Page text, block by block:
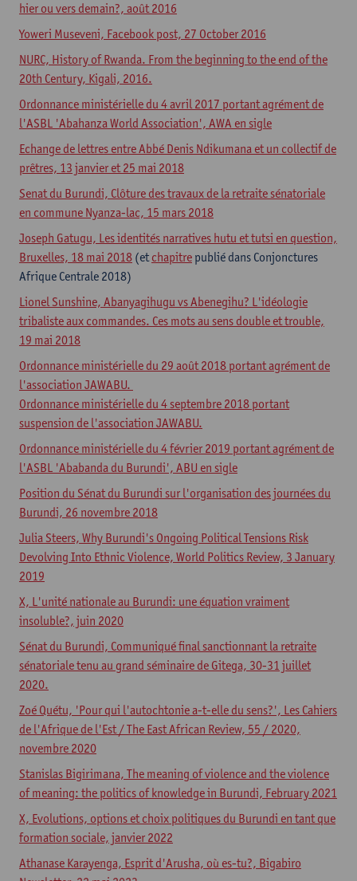
hier ou vers demain?, août 2016
Yoweri Museveni, Facebook post, 27 October 2016
NURC, History of Rwanda. From the beginning to the end of the
20th Century, Kigali, 2016.
Ordonnance ministérielle du 4 avril 2017 portant agrément de
l'ASBL 'Abahanza World Association', AWA en sigle
Echange de lettres entre Abbé Denis Ndikumana et un collectif de
prêtres, 13 janvier et 25 mai 2018
Senat du Burundi, Clôture des travaux de la retraite sénatoriale
en commune Nyanza-lac, 15 mars 2018
Joseph Gatugu, Les identités narratives hutu et tutsi en question,
Bruxelles, 18 mai 2018 (etchapitre publié dans Conjonctures
Afrique Centrale 2018)
Lionel Sunshine, Abanyagihugu vs Abenegihu? L'idéologie
tribaliste aux commandes. Ces mots au sens double et trouble,
19 mai 2018
Ordonnance ministérielle du 29 août 2018 portant agrément de
l'association JAWABU.
Ordonnance ministérielle du 4 septembre 2018 portant
suspension de l'association JAWABU.
Ordonnance ministérielle du 4 février 2019 portant agrément de
l'ASBL 'Ababanda du Burundi', ABU en sigle
Position du Sénat du Burundi sur l'organisation des journées du
Burundi, 26 novembre 2018
Julia Steers, Why Burundi's Ongoing Political Tensions Risk
Devolving Into Ethnic Violence, World Politics Review, 3 January
2019
X, L'unité nationale au Burundi: une équation vraiment
insoluble?, juin 2020
Sénat du Burundi, Communiqué final sanctionnant la retraite
sénatoriale tenu au grand séminaire de Gitega, 30-31 juillet
2020.
Zoé Quétu, 'Pour qui l'autochtonie a-t-elle du sens?', Les Cahiers
de l'Afrique de l'Est / The East African Review, 55 / 2020,
novembre 2020
Stanislas Bigirimana, The meaning of violence and the violence
of meaning: the politics of knowledge in Burundi, February 2021
X, Evolutions, options et choix politiques du Burundi en tant que
formation sociale, janvier 2022
Athanase Karayenga, Esprit d'Arusha, où es-tu?, Bigabiro